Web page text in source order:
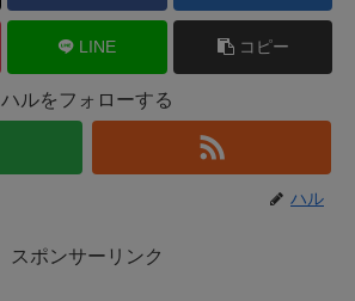
LINE コピー
ハルをフォローする
ハル
スポンサーリンク